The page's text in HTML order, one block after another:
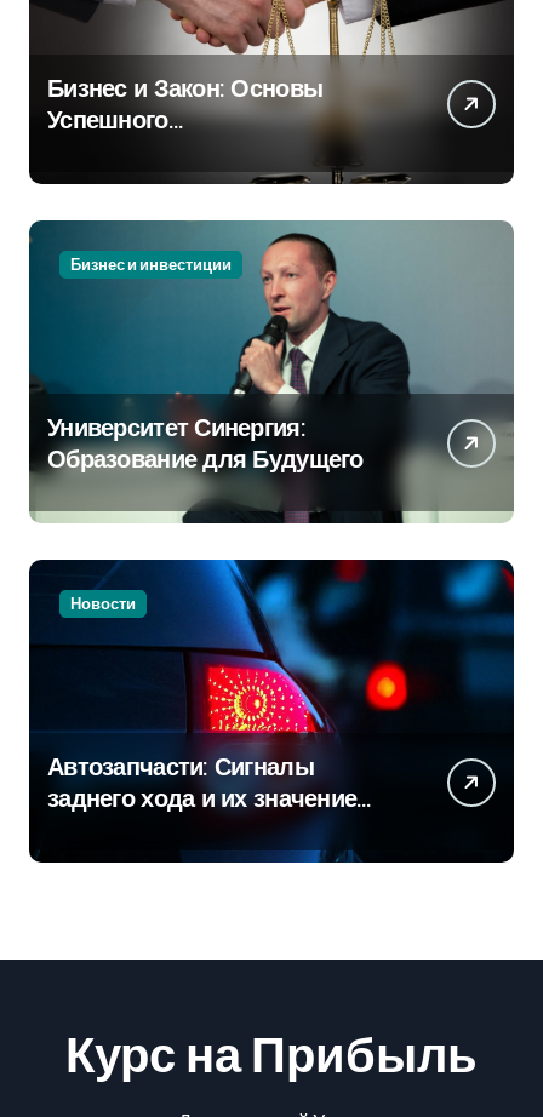
Бизнес и Закон: Основы
Успешного
Бизнес и инвестиции
Университет Синергия:
Образование для Будущего
Новости
Автозапчасти: Сигналы
заднего хода и их значение
для безопасности на дороге
Курс на Прибыль